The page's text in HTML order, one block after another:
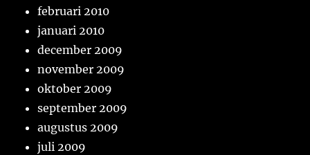
februari 2010
januari 2010
december 2009
november 2009
oktober 2009
september 2009
augustus 2009
juli 2009